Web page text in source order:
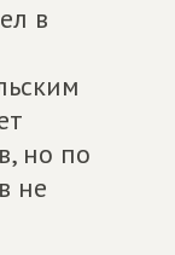
в
но по
не